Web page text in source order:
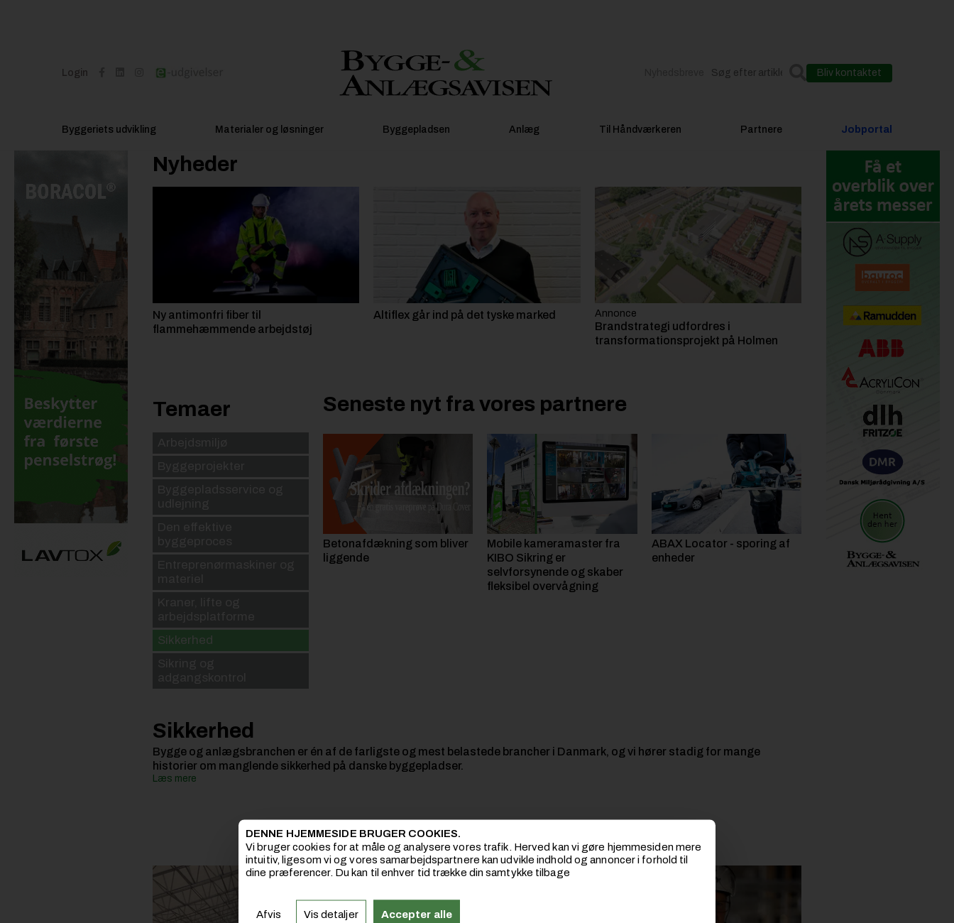
Login Bliv kontaktet
Byggeriets udvikling Materialer og løsninger Byggepladsen Anlæg Til Håndværkeren Partnere Jobportal
Nyheder
Ny antimonfri fiber til
flammehæmmende arbejdstøj
Altiflex går ind på det tyske marked Annonce
Brandstrategi udfordres i
transformationsprojekt på Holmen
Temaer
Sikkerhed
Seneste nyt fra vores partnere
Betonafdækning som bliver
liggende
Mobile kameramaster fra
KIBO Sikring er
selvforsynende og skaber
fleksibel overvågning
ABAX Locator - sporing af
enheder
Sikkerhed
Bygge og anlægsbranchen er én af de farligste og mest belastede brancher i Danmark, og vi hører stadig for mange
historier om manglende sikkerhed på danske byggepladser.
Læs mere
Læs mere om Sikkerhed
DENNE HJEMMESIDE BRUGER COOKIES.
Vi bruger cookies for at måle og analysere vores trafik. Herved kan vi gøre hjemmesiden mere
intuitiv, ligesom vi og vores samarbejdspartnere kan udvikle indhold og annoncer i forhold til
dine præferencer. Du kan til enhver tid trække din samtykke tilbage
Afvis Vis detaljer Accepter alle